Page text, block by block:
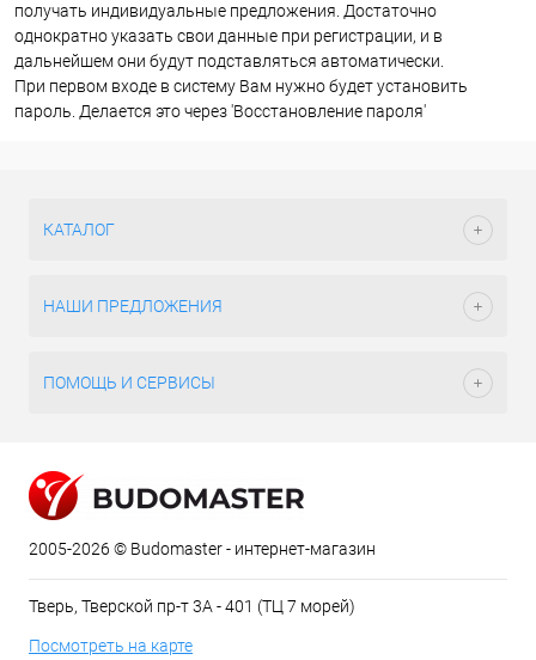
получать индивидуальные предложения. Достаточно
однократно указать свои данные при регистрации, и в
дальнейшем они будут подставляться автоматически.
При первом входе в систему Вам нужно будет установить
пароль. Делается это через 'Восстановление пароля'
КАТАЛОГ
НАШИ ПРЕДЛОЖЕНИЯ
ПОМОЩЬ И СЕРВИСЫ
2005-2026 © Budomaster - интернет-магазин
Тверь, Тверской пр-т 3А - 401 (ТЦ 7 морей)
Посмотреть на карте